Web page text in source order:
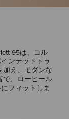
95は、コル
ンテッドトゥ
加え、モダンな
で、ローヒール
フィットしま